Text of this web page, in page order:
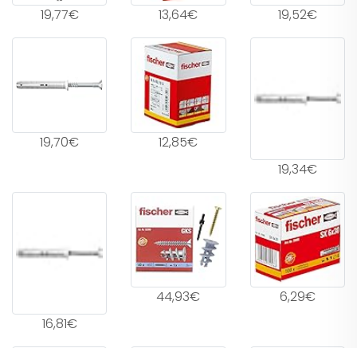
19,77€ 13,64€ 19,52€
19,70€
12,85€
19,34€
16,81€
44,93€ 6,29€